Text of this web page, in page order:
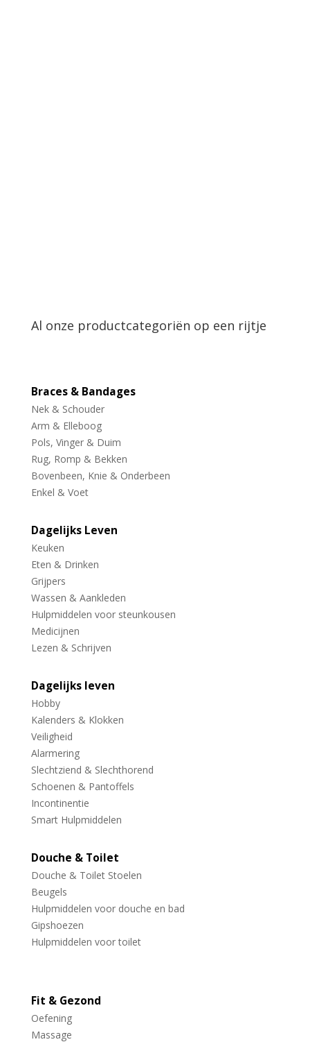
Al onze productcategoriën op een rijtje
Braces & Bandages
Nek & Schouder
Arm & Elleboog
Pols, Vinger & Duim
Rug, Romp & Bekken
Bovenbeen, Knie & Onderbeen
Enkel & Voet
Dagelijks Leven
Keuken
Eten & Drinken
Grijpers
Wassen & Aankleden
Hulpmiddelen voor steunkousen
Medicijnen
Lezen & Schrijven
Dagelijks leven
Hobby
Kalenders & Klokken
Veiligheid
Alarmering
Slechtziend & Slechthorend
Schoenen & Pantoffels
Incontinentie
Smart Hulpmiddelen
Douche & Toilet
Douche & Toilet Stoelen
Beugels
Hulpmiddelen voor douche en bad
Gipshoezen
Hulpmiddelen voor toilet
Fit & Gezond
Oefening
Massage